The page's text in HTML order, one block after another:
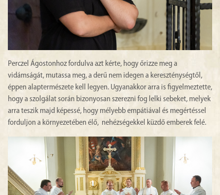
Perczel Ágostonhoz fordulva azt kérte, hogy őrizze meg a
vidámságát, mutassa meg, a derű nem idegen a kereszténységtől,
éppen alaptermészete kell legyen. Ugyanakkor arra is figyelmeztette,
hogy a szolgálat során bizonyosan szerezni fog lelki sebeket, melyek
arra teszik majd képessé, hogy mélyebb empátiával és megértéssel
forduljon a környezetében élő, nehézségekkel küzdő emberek felé.